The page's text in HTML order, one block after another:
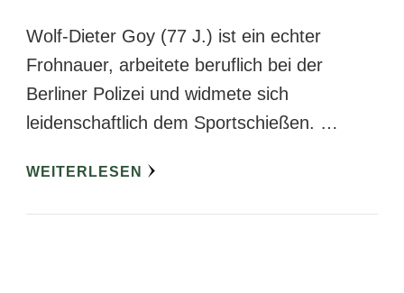
Wolf-Dieter Goy (77 J.) ist ein echter
Frohnauer, arbeitete beruflich bei der
Berliner Polizei und widmete sich
leidenschaftlich dem Sportschießen. …
WEITERLESEN